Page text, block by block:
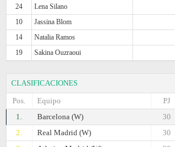
24
Lena Silano
10
Jassina Blom
14
Natalia Ramos
19
Sakina Ouzraoui
CLASIFICACIONES
Pos.
Equipo
PJ
1.
Barcelona (W)
30
2.
Real Madrid (W)
30